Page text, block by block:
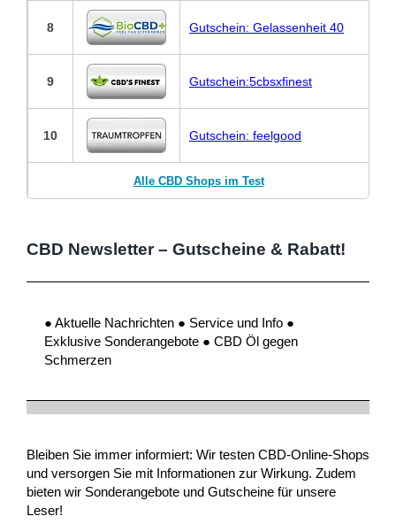
8 Gutschein: Gelassenheit 40
9 Gutschein:5cbsxfinest
10 Gutschein: feelgood
Alle CBD Shops im Test
CBD Newsletter – Gutscheine & Rabatt!
● Aktuelle Nachrichten ● Service und Info ●
Exklusive Sonderangebote ● CBD Öl gegen
Schmerzen
Bleiben Sie immer informiert: Wir testen CBD-Online-Shops
und versorgen Sie mit Informationen zur Wirkung. Zudem
bieten wir Sonderangebote und Gutscheine für unsere
Leser!